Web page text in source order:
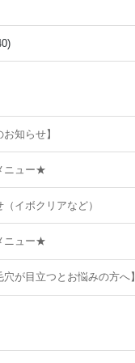
知らせ】
ニュー★
イボクリアなど）
ニュー★
穴が目立つとお悩みの方へ